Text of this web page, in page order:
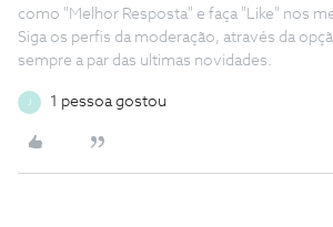
como "Melhor Resposta" e faça "Like" nos
Siga os perfis da moderação, através da
sempre a par das ultimas novidades.
1 pessoa gostou